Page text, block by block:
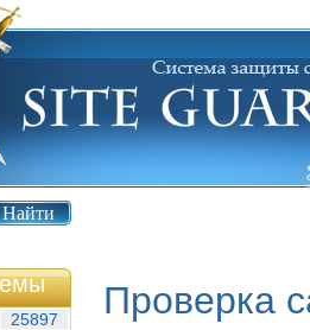
25897
Проверка